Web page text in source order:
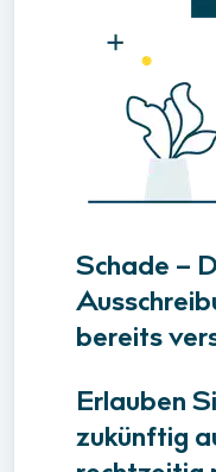
Schade –
bereits
Erlauben
zukünftig